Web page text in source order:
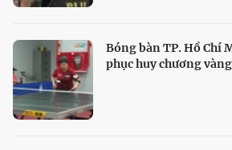
Bóng bàn TP. Hồ Chí
phục huy chương